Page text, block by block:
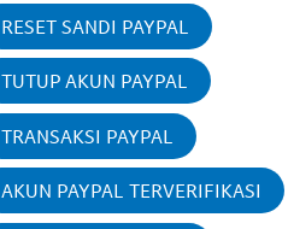
RESET SANDI PAYPAL
TUTUP AKUN PAYPAL
TRANSAKSI PAYPAL
AKUN PAYPAL TERVERIFIKASI